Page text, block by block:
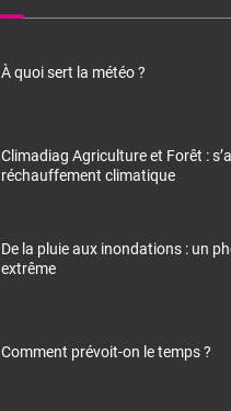
À quoi sert la météo ?
Climadiag Agriculture et Forêt :
réchauffement climatique
De la pluie aux inondations : un
extrême
Comment prévoit-on le temps ?